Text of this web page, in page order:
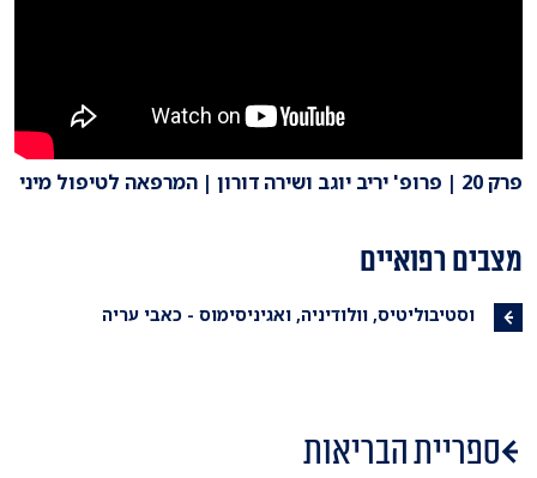
פרק 20 | פרופ' יריב יוגב ושירה דורון | המרפאה לטיפול מיני
מצבים רפואיים
וסטיבוליטיס, וולודיניה, ואגיניסימוס - כאבי עריה
ספריית הבריאות